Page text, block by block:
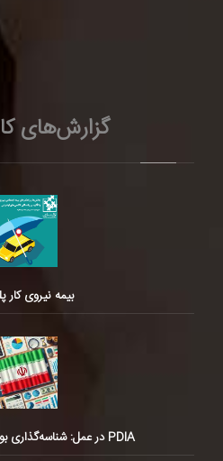
گزارش‌های
بیمه نیروی کار
PDIA در عمل: شناسه‌گذاری بودجه و طبقه‌بندی آن